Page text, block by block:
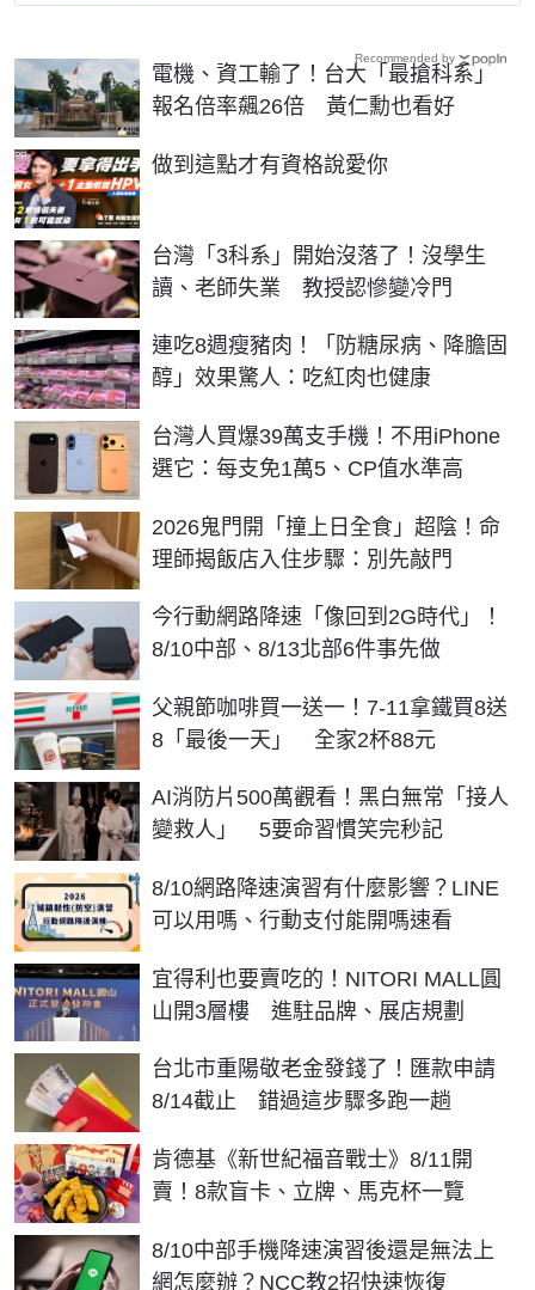
電機、資工輸了！台大「最搶科系」
報名倍率飆26倍 黃仁勳也看好
做到這點才有資格說愛你
PR
台灣「3科系」開始沒落了！沒學生
讀、老師失業 教授認慘變冷門
連吃8週瘦豬肉！「防糖尿病、降膽固
醇」效果驚人：吃紅肉也健康
台灣人買爆39萬支手機！不用iPhone
選它：每支免1萬5、CP值水準高
2026鬼門開「撞上日全食」超陰！命
理師揭飯店入住步驟：別先敲門
今行動網路降速「像回到2G時代」！
8/10中部、8/13北部6件事先做
父親節咖啡買一送一！7-11拿鐵買8送
8「最後一天」 全家2杯88元
AI消防片500萬觀看！黑白無常「接人
變救人」 5要命習慣笑完秒記
8/10網路降速演習有什麼影響？LINE
可以用嗎、行動支付能開嗎速看
宜得利也要賣吃的！NITORI MALL圓
山開3層樓 進駐品牌、展店規劃
台北市重陽敬老金發錢了！匯款申請
8/14截止 錯過這步驟多跑一趟
肯德基《新世紀福音戰士》8/11開
賣！8款盲卡、立牌、馬克杯一覽
8/10中部手機降速演習後還是無法上
網怎麼辦？NCC教2招快速恢復
Recommended by